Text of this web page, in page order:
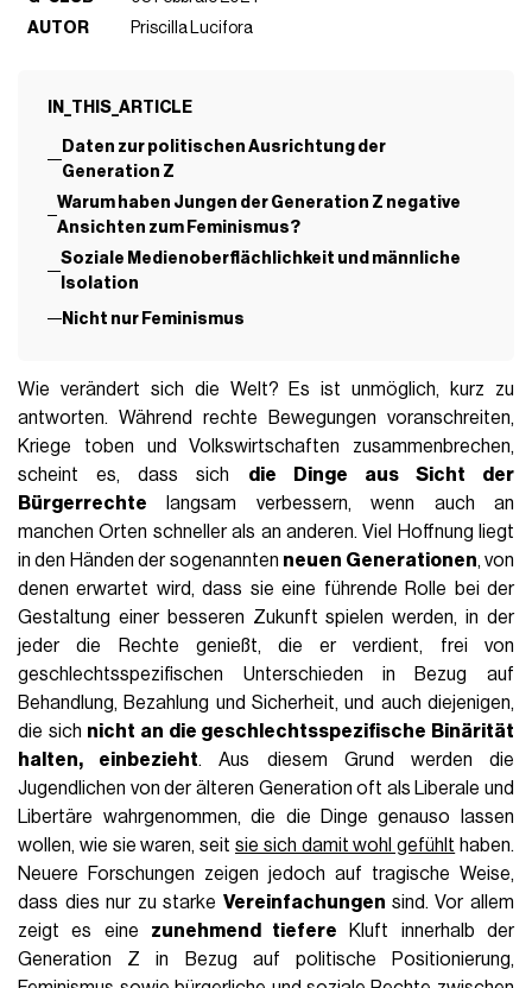
AUTOR
Priscilla Lucifora
IN_THIS_ARTICLE
Daten zur politischen Ausrichtung der
Generation Z
Warum haben Jungen der Generation Z negative
Ansichten zum Feminismus?
Soziale Medienoberflächlichkeit und männliche
Isolation
Nicht nur Feminismus
Wie verändert sich die Welt? Es ist unmöglich, kurz zu
antworten. Während rechte Bewegungen voranschreiten,
Kriege toben und Volkswirtschaften zusammenbrechen,
scheint es, dass sich die Dinge aus Sicht der
Bürgerrechte langsam verbessern, wenn auch an
manchen Orten schneller als an anderen. Viel Hoffnung liegt
in den Händen der sogenannten neuen Generationen, von
denen erwartet wird, dass sie eine führende Rolle bei der
Gestaltung einer besseren Zukunft spielen werden, in der
jeder die Rechte genießt, die er verdient, frei von
geschlechtsspezifischen Unterschieden in Bezug auf
Behandlung, Bezahlung und Sicherheit, und auch diejenigen,
die sich nicht an die geschlechtsspezifische Binärität
halten, einbezieht. Aus diesem Grund werden die
Jugendlichen von der älteren Generation oft als Liberale und
Libertäre wahrgenommen, die die Dinge genauso lassen
wollen, wie sie waren, seit sie sich damit wohl gefühlt haben.
Neuere Forschungen zeigen jedoch auf tragische Weise,
dass dies nur zu starke Vereinfachungen sind. Vor allem
zeigt es eine zunehmend tiefere Kluft innerhalb der
Generation Z in Bezug auf politische Positionierung,